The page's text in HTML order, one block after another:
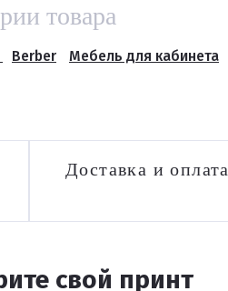
товара
Berber Мебель для кабинета
Доставка и оплата
свой принт